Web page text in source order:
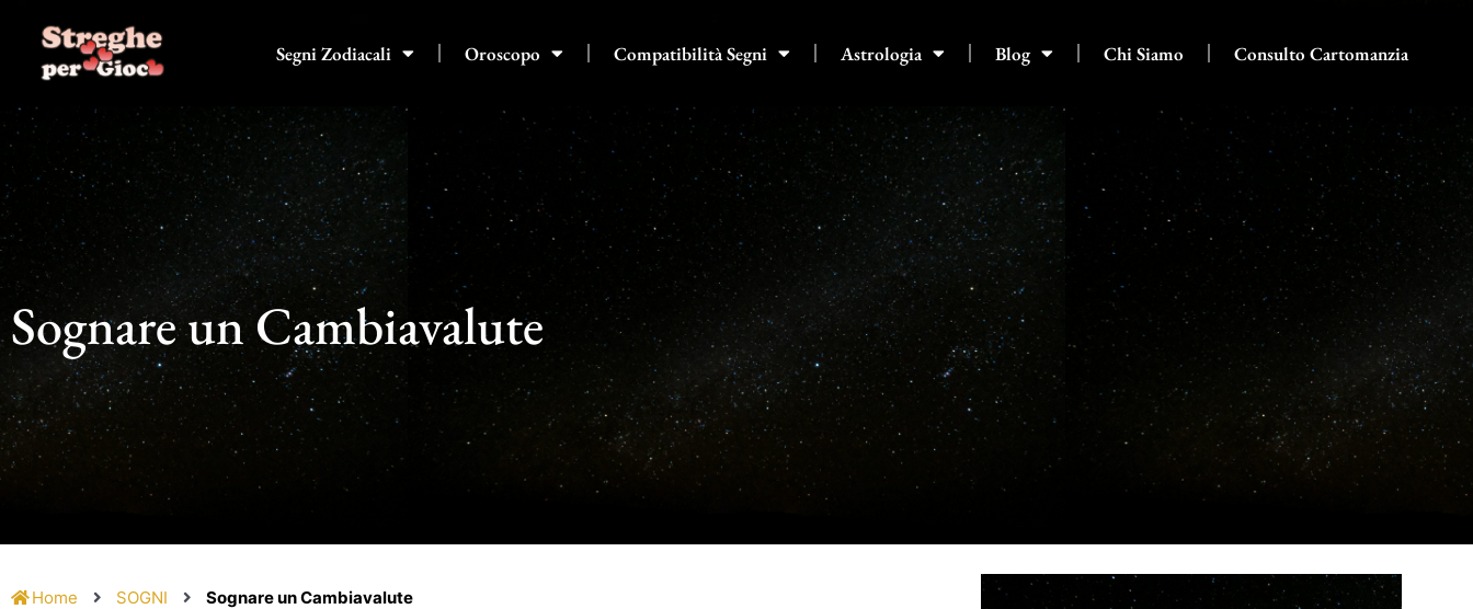
contenuto
Segni Zodiacali Oroscopo Compatibilità Segni Astrologia Blog Chi Siamo Consulto Cartomanzia
Sognare un Cambiavalute
Home SOGNI Sognare un Cambiavalute